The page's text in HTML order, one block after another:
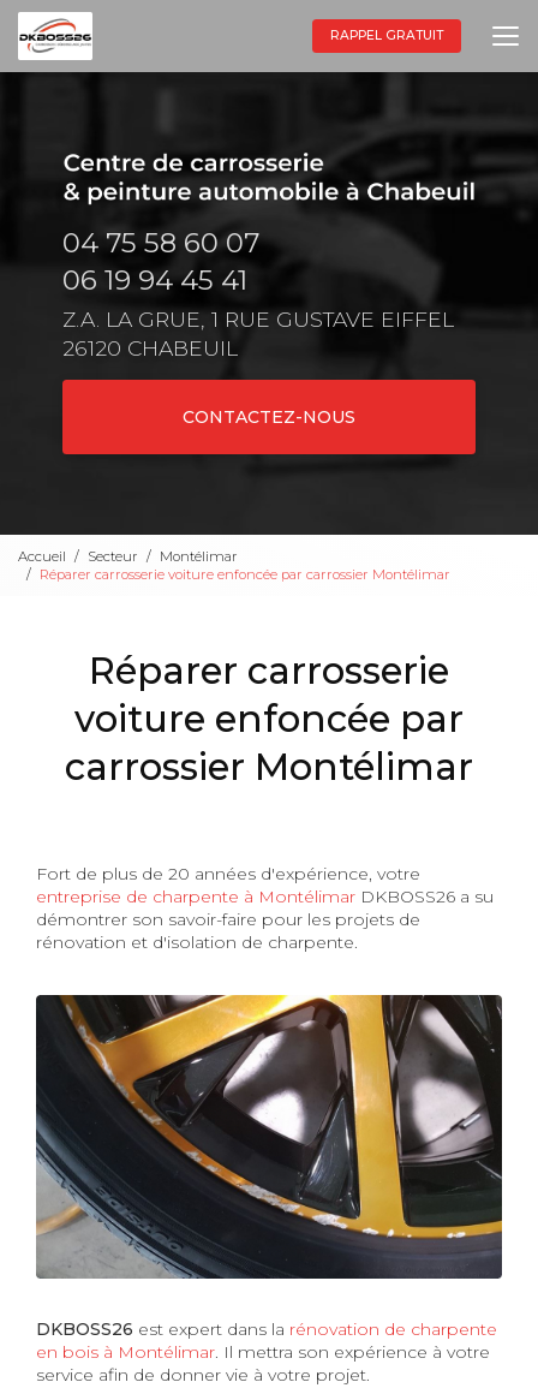
Aller
au
contenu
principal
RAPPEL GRATUIT
04 75 58 60 07
06 19 94 45 41
Z.A. LA GRUE, 1 RUE GUSTAVE EIFFEL
26120 CHABEUIL
CONTACTEZ-NOUS
Accueil Secteur
Montélimar
Réparer carrosserie voiture enfoncée par carrossier Montélimar
Réparer carrosserie
voiture enfoncée par
carrossier Montélimar
Fort de plus de 20 années d'expérience, votre
entreprise de charpente à Montélimar DKBOSS26 a su
démontrer son savoir-faire pour les projets de
rénovation et d'isolation de charpente.
DKBOSS26 est expert dans la rénovation de charpente
en bois à Montélimar. Il mettra son expérience à votre
service afin de donner vie à votre projet.